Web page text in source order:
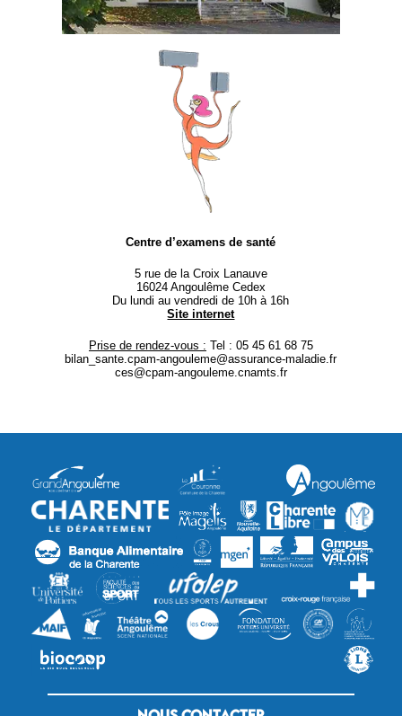
Centre d’examens de santé
5 rue de la Croix Lanauve
16024 Angoulême Cedex
Du lundi au vendredi de 10h à 16h
Site internet
Prise de rendez-vous : Tel : 05 45 61 68 75
bilan_sante.cpam-angouleme@assurance-maladie.fr
ces@cpam-angouleme.cnamts.fr